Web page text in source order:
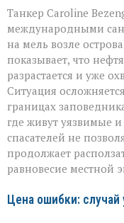
Танкер Caroline
международными
на мель возле
показывает, что
разрастается и уже
Ситуация
границах
где живут уязвимые
спасателей не
продолжает
равновесие местной
Цена ошибки: